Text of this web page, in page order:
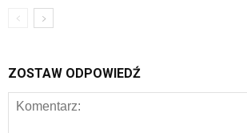
ZOSTAW ODPOWIEDŹ